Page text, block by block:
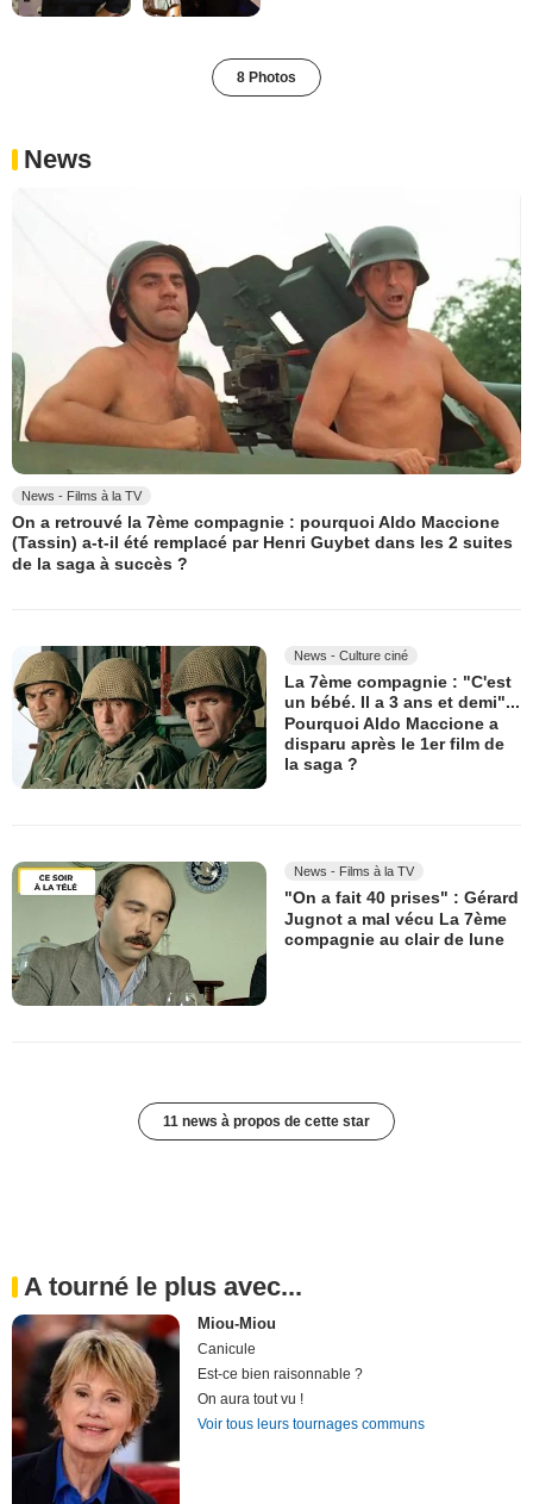
8 Photos
News
News - Films à la TV
On a retrouvé la 7ème compagnie : pourquoi Aldo Maccione
(Tassin) a-t-il été remplacé par Henri Guybet dans les 2 suites
de la saga à succès ?
News - Culture ciné
La 7ème compagnie : "C'est
un bébé. Il a 3 ans et demi"...
Pourquoi Aldo Maccione a
disparu après le 1er film de
la saga ?
News - Films à la TV
"On a fait 40 prises" : Gérard
Jugnot a mal vécu La 7ème
compagnie au clair de lune
11 news à propos de cette star
A tourné le plus avec...
Miou-Miou
Canicule
Est-ce bien raisonnable ?
On aura tout vu !
Voir tous leurs tournages communs